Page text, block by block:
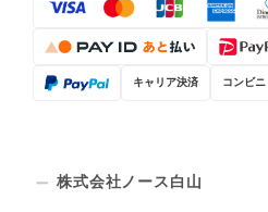
キャリア決済 コンビ
株式会社ノース白山